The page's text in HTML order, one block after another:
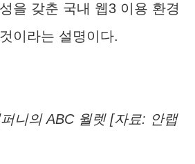
을 갖춘 국내 웹3 이용 환경
이라는 설명이다.
니의 ABC 월렛 [자료: 안랩